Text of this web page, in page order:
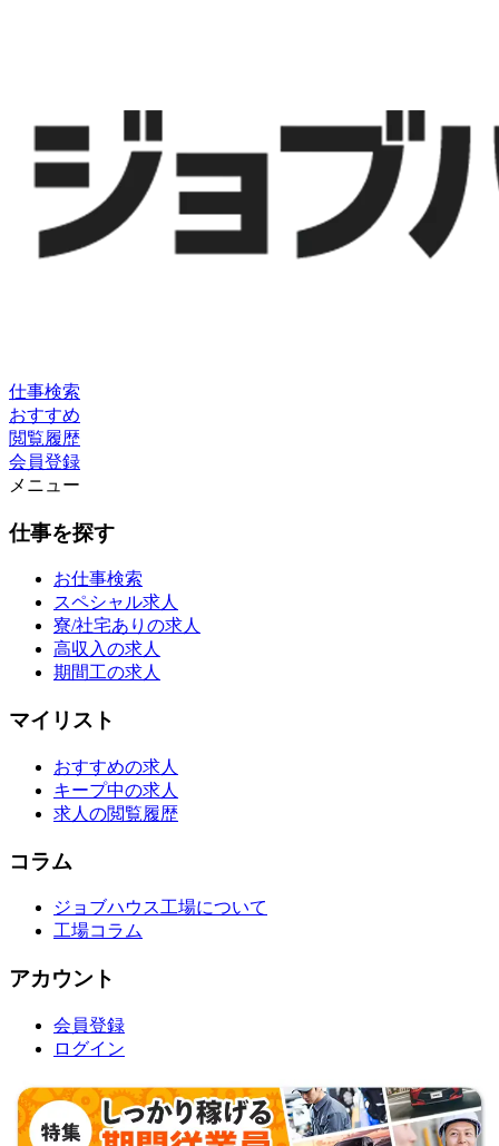
仕事検索
おすすめ
閲覧履歴
会員登録
メニュー
仕事を探す
お仕事検索
スペシャル求人
寮/社宅ありの求人
高収入の求人
期間工の求人
マイリスト
おすすめの求人
キープ中の求人
求人の閲覧履歴
コラム
ジョブハウス工場について
工場コラム
アカウント
会員登録
ログイン